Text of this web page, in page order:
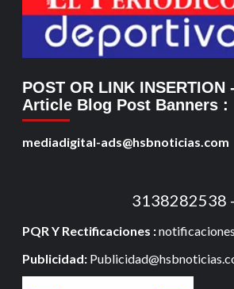
POST OR LINK INSERTION
Article Blog Post Banners :
mediadigital-ads@hsbnoticias.com
3138282538
PQR Y Rectificaciones :
Publicidad: